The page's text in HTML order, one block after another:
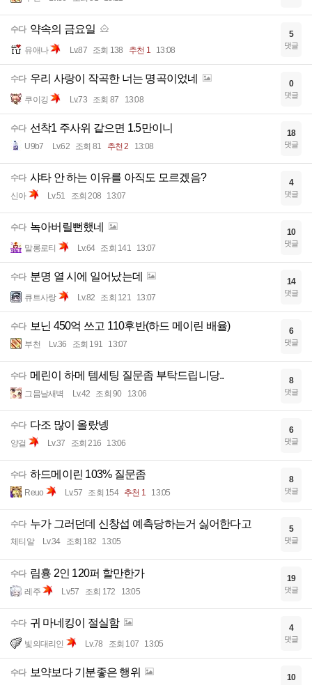
수다 약속의 금요일
유애나 Lv.87 조회 138 추천 1 13:08
5
댓글
수다 우리 사랑이 작곡한 너는 명곡이었네
쿠이깅 Lv.73 조회 87 13:08
0
댓글
수다 선착1 주사위 같으면 1.5만이니
U9b7 Lv.62 조회 81 추천 2 13:08
18
댓글
수다 샤타 안 하는 이유를 아직도 모르겠음?
신아 Lv.51 조회 208 13:07
4
댓글
수다 녹아버릴뻔했네
말롱로티 Lv.64 조회 141 13:07
10
댓글
수다 분명 열 시에 일어났는데
큐트사랑 Lv.82 조회 121 13:07
14
댓글
수다 보닌 450억 쓰고 110후반(하드 메이린 배율)
부천 Lv.36 조회 191 13:07
6
댓글
수다 메린이 하메 템세팅 질문좀 부탁드립니당..
그믐날새벽 Lv.42 조회 90 13:06
8
댓글
수다 다조 많이 올랐넹
양걸 Lv.37 조회 216 13:06
6
댓글
수다 하드메이린 103% 질문좀
Reuo Lv.57 조회 154 추천 1 13:05
8
댓글
수다 누가 그러던데 신창섭 예측당하는거 싫어한다고
체티알 Lv.34 조회 182 13:05
5
댓글
수다 림흉 2인 120퍼 할만한가
레주 Lv.57 조회 172 13:05
19
댓글
수다 귀 마네킹이 절실함
빛의대리인 Lv.78 조회 107 13:05
4
댓글
수다 보약보다 기분좋은 행위 10